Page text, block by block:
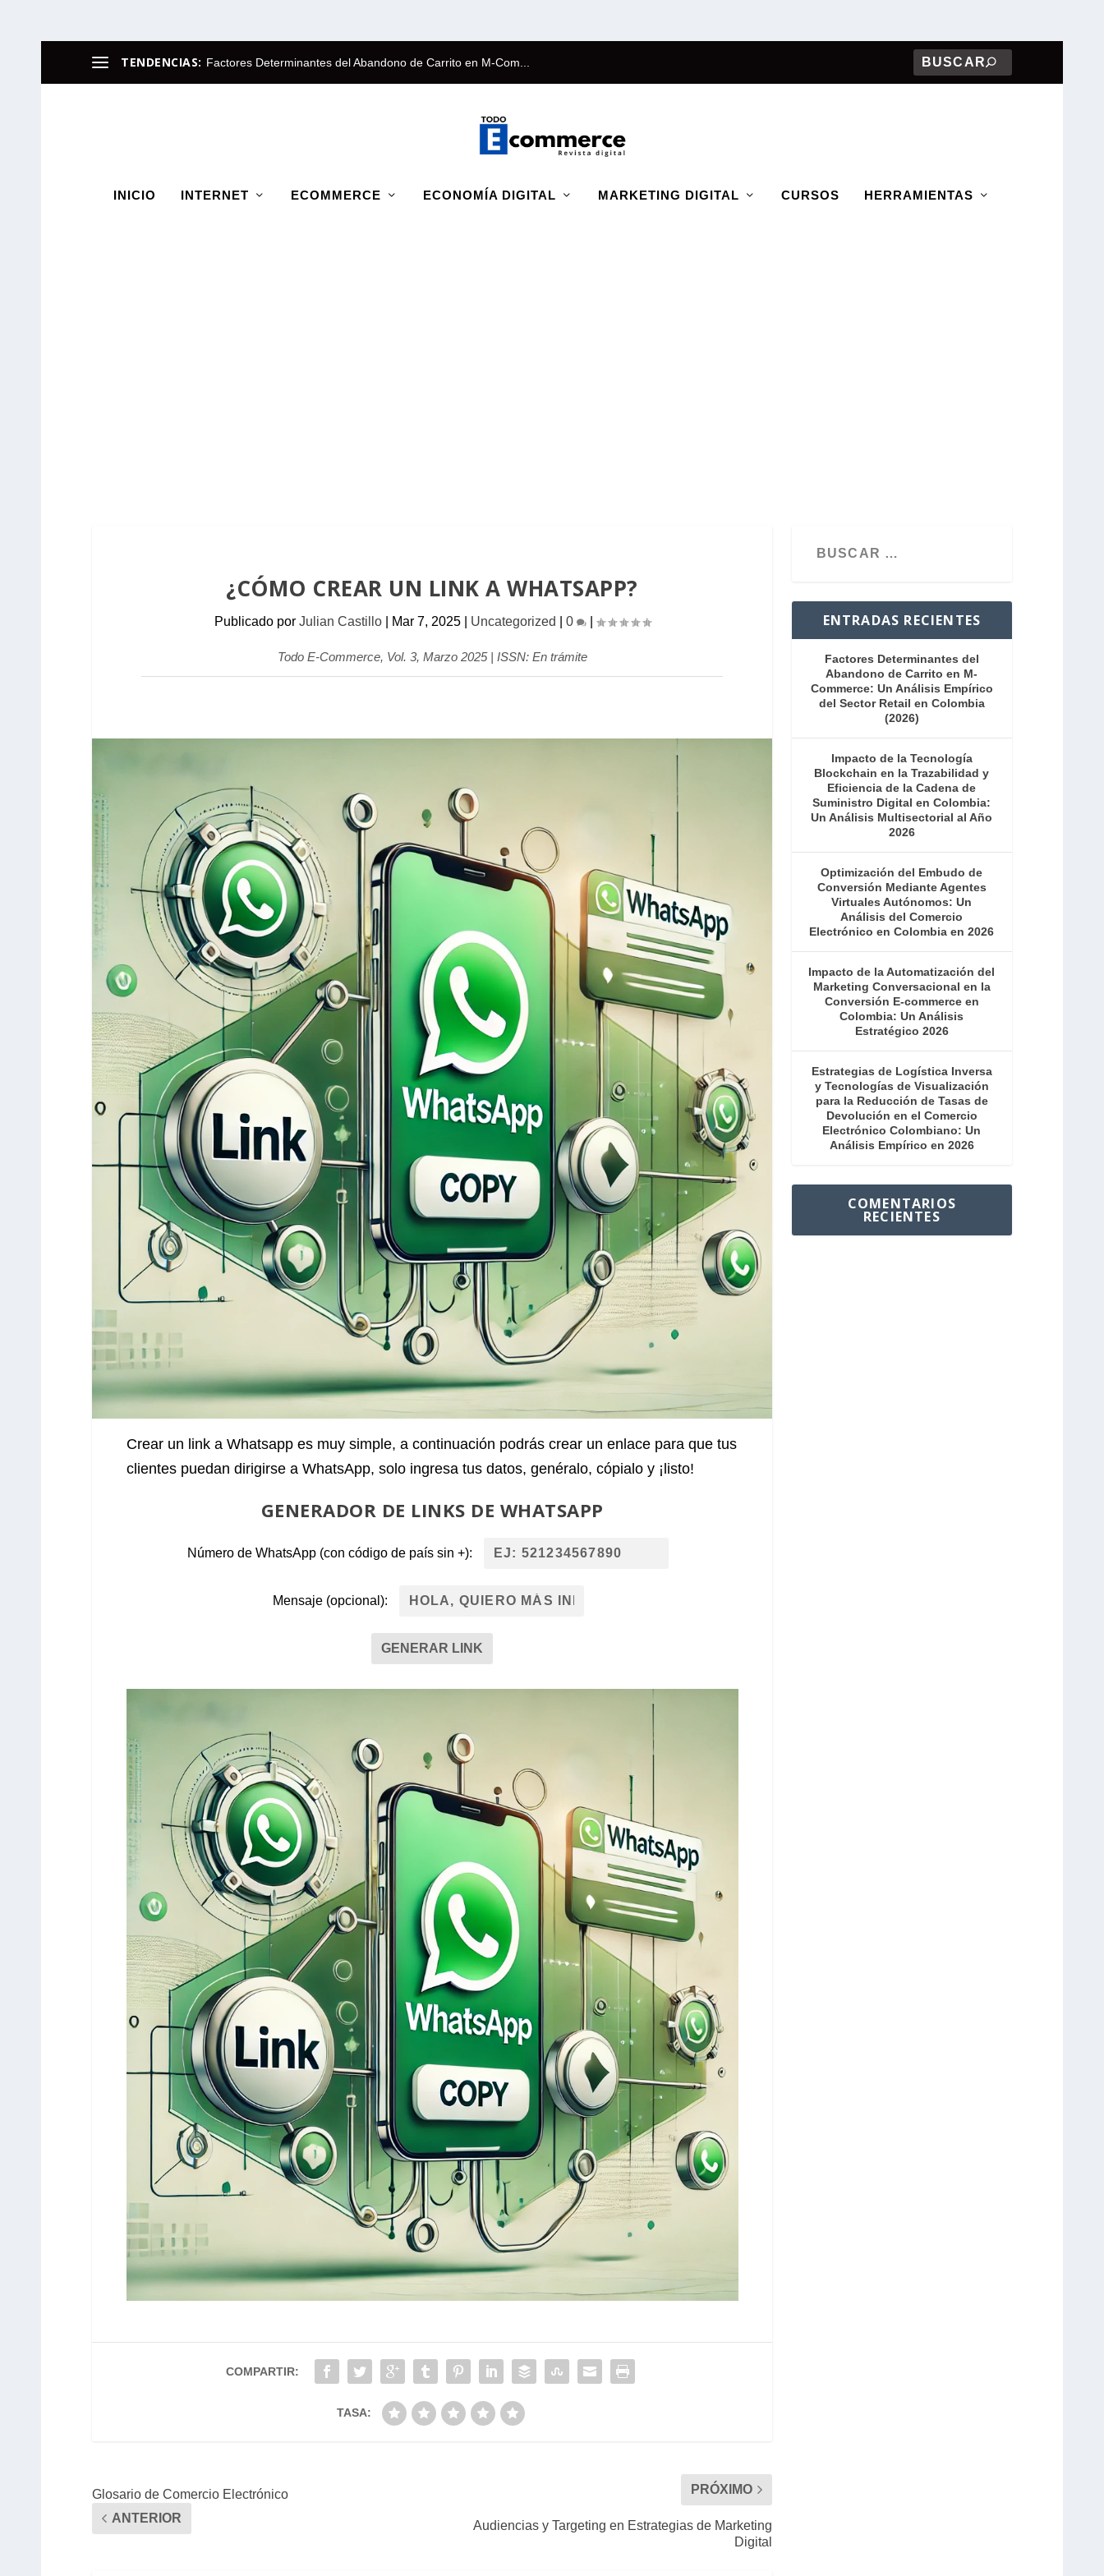
TENDENCIAS: Factores Determinantes del Abandono de Carrito en M-Com...
INICIO INTERNET ECOMMERCE ECONOMÍA DIGITAL MARKETING DIGITAL CURSOS HERRAMIENTAS
¿CÓMO CREAR UN LINK A WHATSAPP?
Publicado por Julian Castillo| Mar 7, 2025| Uncategorized 0 |
Todo E-Commerce, Vol. 3, Marzo 2025 | ISSN: En trámite
Crear un link a Whatsapp es muy simple, a continuación podrás crear un enlace para que tus
clientes puedan dirigirse a WhatsApp, solo ingresa tus datos, genéralo, cópialo y ¡listo!
GENERADOR DE LINKS DE WHATSAPP
Número de WhatsApp (con código de país sin +):
Mensaje (opcional):
GENERAR LINK
COMPARTIR:
TASA:
Glosario de Comercio Electrónico
ANTERIOR
PRÓXIMO
Audiencias y Targeting en Estrategias de Marketing
Digital
ENTRADAS RECIENTES
Factores Determinantes del
Abandono de Carrito en M-
Commerce: Un Análisis Empírico
del Sector Retail en Colombia
(2026)
Impacto de la Tecnología
Blockchain en la Trazabilidad y
Eficiencia de la Cadena de
Suministro Digital en Colombia:
Un Análisis Multisectorial al Año
2026
Optimización del Embudo de
Conversión Mediante Agentes
Virtuales Autónomos: Un
Análisis del Comercio
Electrónico en Colombia en 2026
Impacto de la Automatización del
Marketing Conversacional en la
Conversión E-commerce en
Colombia: Un Análisis
Estratégico 2026
Estrategias de Logística Inversa
y Tecnologías de Visualización
para la Reducción de Tasas de
Devolución en el Comercio
Electrónico Colombiano: Un
Análisis Empírico en 2026
COMENTARIOS
RECIENTES